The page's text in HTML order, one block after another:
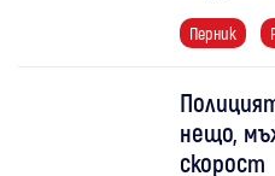
Перник
нещо,
скорост